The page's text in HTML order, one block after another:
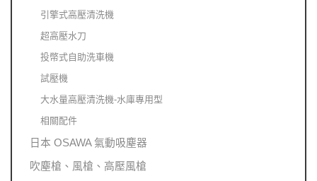
引擎式高壓清洗機
超高壓水刀
投幣式自助洗車機
試壓機
大水量高壓清洗機-水庫專用型
相關配件
日本 OSAWA 氣動吸塵器
吹塵槍、風槍、高壓風槍